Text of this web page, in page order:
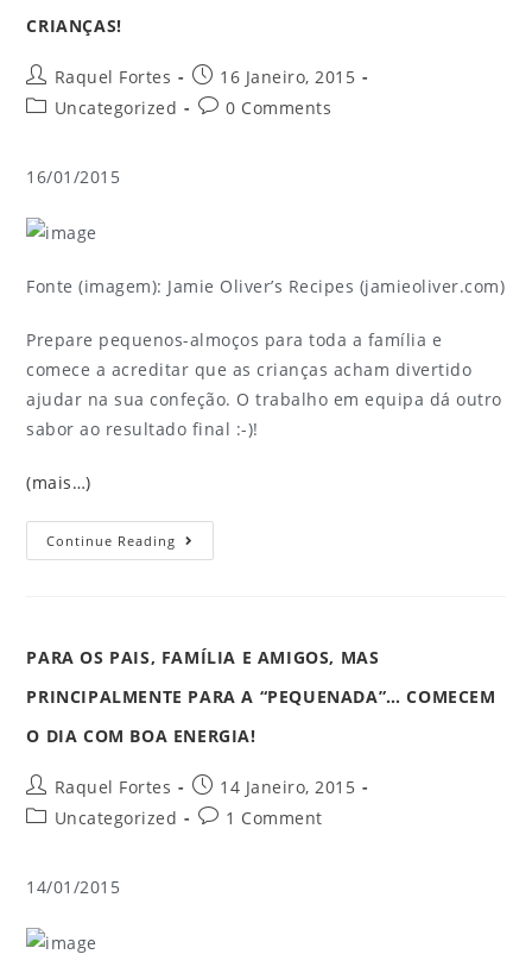
CRIANÇAS!
Raquel Fortes
16 Janeiro, 2015
Uncategorized
0 Comments
16/01/2015
Fonte (imagem): Jamie Oliver’s Recipes (jamieoliver.com)
Prepare pequenos-almoços para toda a família e
comece a acreditar que as crianças acham divertido
ajudar na sua confeção. O trabalho em equipa dá outro
sabor ao resultado final :-)!
(mais…)
Continue Reading
PARA OS PAIS, FAMÍLIA E AMIGOS, MAS
PRINCIPALMENTE PARA A “PEQUENADA”… COMECEM
O DIA COM BOA ENERGIA!
Raquel Fortes
14 Janeiro, 2015
Uncategorized
1 Comment
14/01/2015